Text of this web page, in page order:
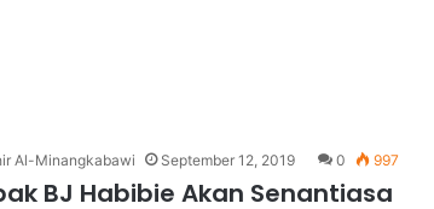
Al-Minangkabawi September 12, 2019 0 997
BJ Habibie Akan Senantiasa